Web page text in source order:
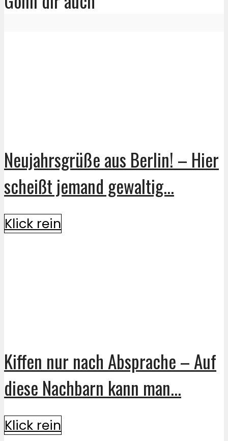
Neujahrsgrüße aus Berlin! – Hier
scheißt jemand gewaltig...
Klick rein
Kiffen nur nach Absprache – Auf
diese Nachbarn kann man...
Klick rein